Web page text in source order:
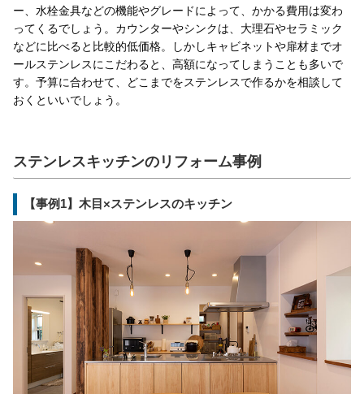
ー、水栓金具などの機能やグレードによって、かかる費用は変わ
ってくるでしょう。カウンターやシンクは、大理石やセラミック
などに比べると比較的低価格。しかしキャビネットや扉材までオ
ールステンレスにこだわると、高額になってしまうことも多いで
す。予算に合わせて、どこまでをステンレスで作るかを相談して
おくといいでしょう。
ステンレスキッチンのリフォーム事例
【事例1】木目×ステンレスのキッチン